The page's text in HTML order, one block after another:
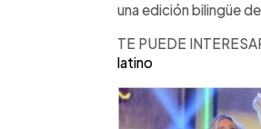
una edición bilingüe
TE PUEDE
latino